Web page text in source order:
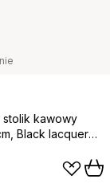
stolik kawowy
Black lacquered